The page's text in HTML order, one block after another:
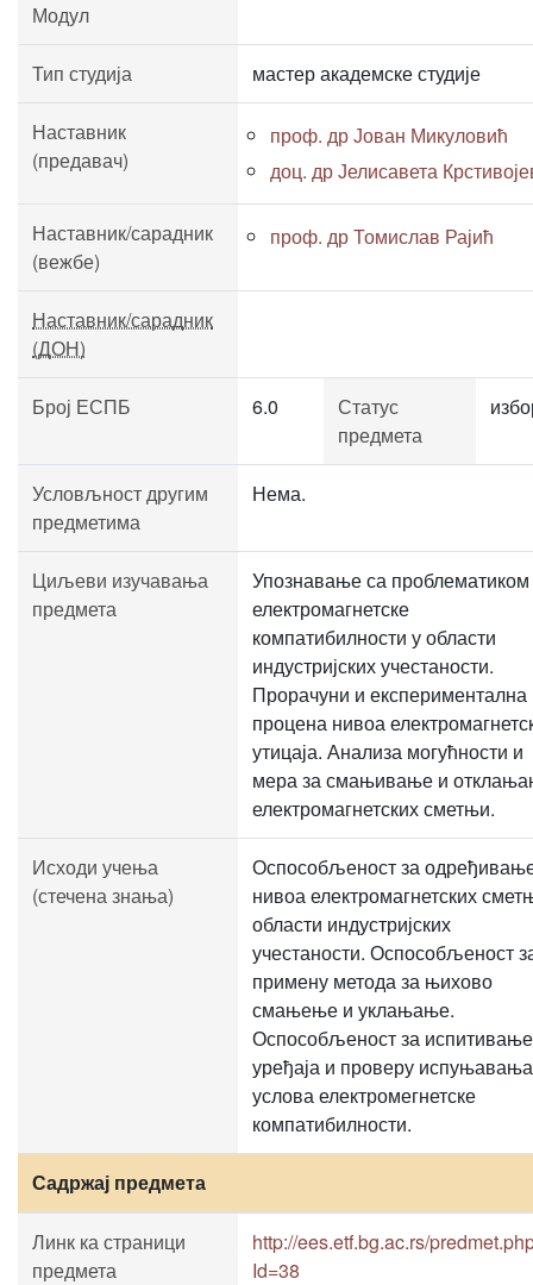
Модул
Тип студија мастер академске студије
Наставник
(предавач)
проф. др Јован Микуловић
доц. др Јелисавета
Наставник/сарадник
(вежбе)
проф. др Томислав Рајић
Наставник/сарадник
(ДОН)
Број ЕСПБ 6.0
Статус
предмета
Условљност другим
предметима
Нема.
Циљеви изучавања
предмета
Упознавање са проблематиком
електромагнетске
компатибилности у области
индустријских учестаности.
Прорачуни и експериментална
процена нивоа
утицаја. Анализа могућности и
мера за смањивање и
електромагнетских сметњи.
Исходи учења
(стечена знања)
Оспособљеност за
нивоа електромагнетских
области индустријских
учестаности. Оспособљеност
примену метода за њихово
смањење и уклањање.
Оспособљеност за испитивање
уређаја и проверу испуњавања
услова електромегнетске
компатибилности.
Садржај предмета
Линк ка страници
предмета
http://ees.etf.bg.ac.rs/
Id=38